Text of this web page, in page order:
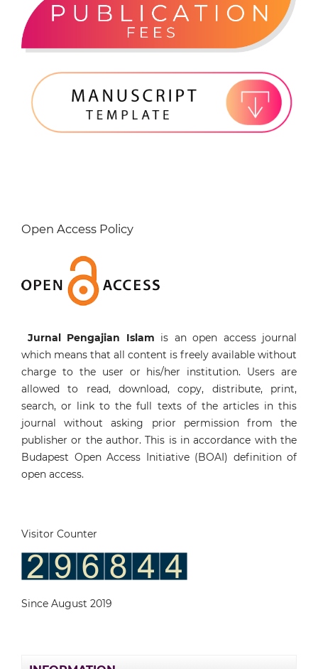
Open Access Policy
Jurnal Pengajian Islam is an open access journal
which means that all content is freely available without
charge to the user or his/her institution. Users are
allowed to read, download, copy, distribute, print,
search, or link to the full texts of the articles in this
journal without asking prior permission from the
publisher or the author. This is in accordance with the
Budapest Open Access Initiative (BOAI) definition of
open access.
Visitor Counter
Since August 2019